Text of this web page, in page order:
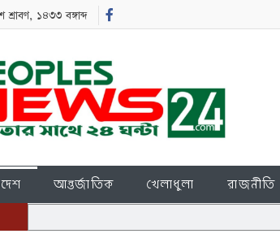
১৪৩৩ বঙ্গাব্দ
আন্তর্জাতিক খেলাধুলা রাজনীতি